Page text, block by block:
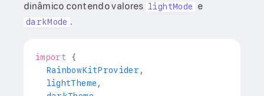
dinâmico contendo valores lightMode e
darkMode .
import
{
RainbowKitProvider ,
  lightTheme
,